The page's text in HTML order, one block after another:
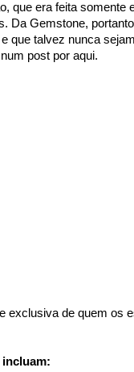
que era feita somente
Da Gemstone,
que talvez nunca
post por aqui.
exclusiva de quem os
incluam: